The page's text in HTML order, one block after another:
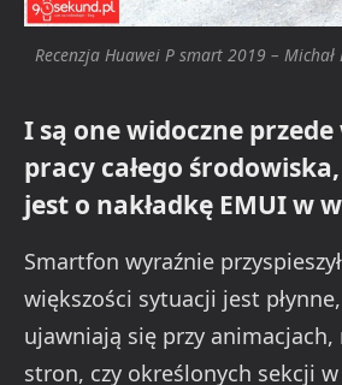
Recenzja Huawei P smart 2019 –
I są one widoczne
pracy całego
jest o nakładkę EMUI w
Smartfon wyraźnie
większości sytuacji jest
ujawniają się przy
stron, czy określonych sekcji